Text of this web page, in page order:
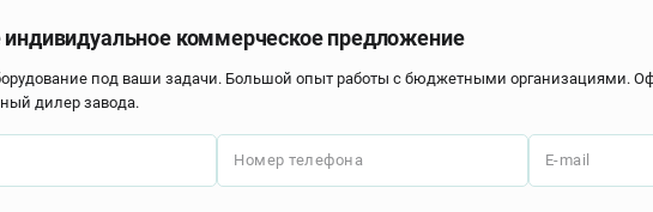
индивидуальное коммерческое предложение
под ваши задачи. Большой опыт работы с бюджетными организациями.
дилер завода.
Номер телефона E-mail